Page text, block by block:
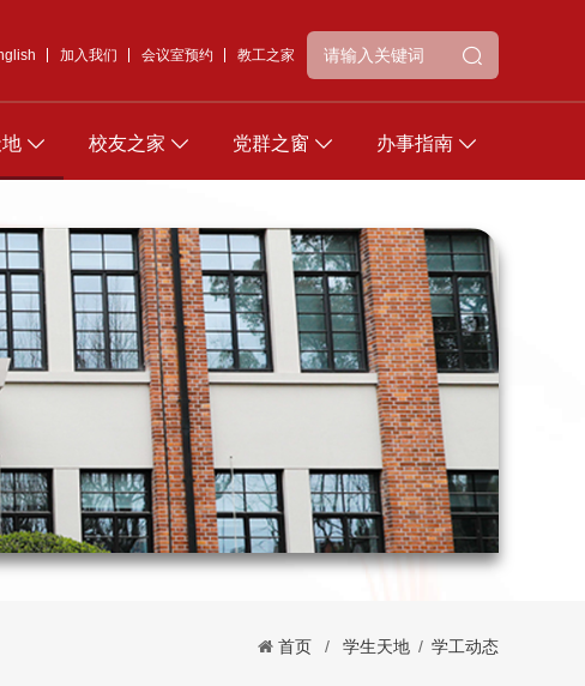
加入我们 会议室预约 教工之家
校友之家 党群之窗 办事指南
首页 / 学生天地 / 学工动态